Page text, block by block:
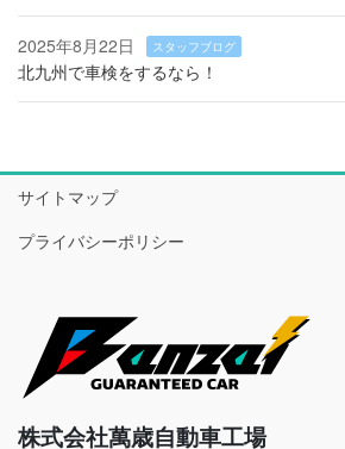
2025年8月22日 スタッフブログ
北九州で車検をするなら！
サイトマップ
プライバシーポリシー
株式会社萬歳自動車工場